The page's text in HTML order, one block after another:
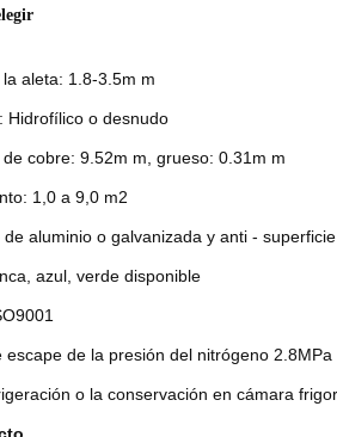
aleta: 1.8-3.5m m
Hidrofílico o desnudo
cobre: 9.52m m, grueso: 0.31m m
1,0 a 9,0 m2
aluminio o galvanizada y anti -
azul, verde disponible
escape de la presión del nitrógeno 2.8MPa
o la conservación en cámara